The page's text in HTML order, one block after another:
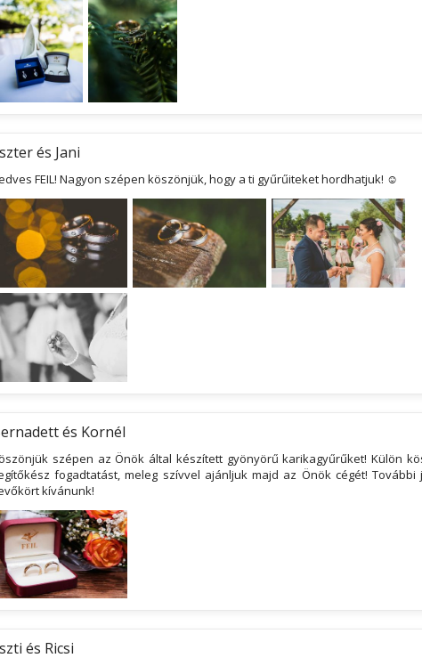
és Jani
FEIL! Nagyon szépen köszönjük, hogy a ti gyűrűiteket hordhatjuk! ☺
és Kornél
szépen az Önök által készített gyönyörű karikagyűrűket! Külön
fogadtatást, meleg szívvel ajánljuk majd az Önök cégét!
kívánunk!
és Ricsi